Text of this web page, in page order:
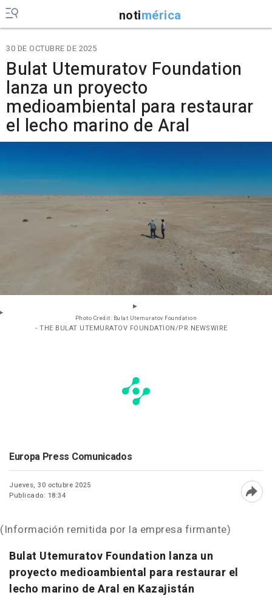
notimérica
30 DE OCTUBRE DE 2025
Bulat Utemuratov Foundation
lanza un proyecto
medioambiental para restaurar
el lecho marino de Aral
Photo Credit: Bulat Utemuratov Foundation
- THE BULAT UTEMURATOV FOUNDATION/PR NEWSWIRE
Europa Press Comunicados
Jueves, 30 octubre 2025
Publicado: 18:34
(Información remitida por la empresa firmante)
Bulat Utemuratov Foundation lanza un
proyecto medioambiental para restaurar el
lecho marino de Aral en Kazajistán